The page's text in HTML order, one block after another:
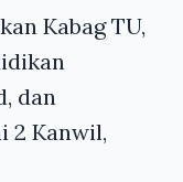
Kabag TU,
dan
2 Kanwil,